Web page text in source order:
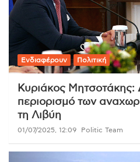
Ενδιαφέρουν Πολιτική
Κυριάκος Μητσοτάκης:
περιορισμό των
τη Λιβύη
01/07/2025, 12:09 Politic Team